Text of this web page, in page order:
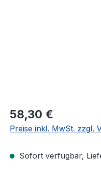
Regulärer Preis:
58,30 €
Preise inkl. MwSt. zzgl.
Sofort verfügbar,